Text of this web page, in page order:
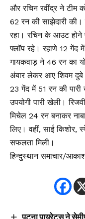
और रचिन रवींद्र ने टीम
62 रन की साझेदारी
रहा। रचिन के आउट होने
फ्लॉप रहे। रहाणे 12
गायकवाड़ ने 46 रन का
अंबार लेकर आए शिवम दुबे
23 गेंद में 51 रन की पारी
उपयोगी पारी खेली।
मिचेल 24 रन बनाकर
लिए। वहीं, साई किशोर,
सफलता मिली।
हिन्दुस्थान समाचार/